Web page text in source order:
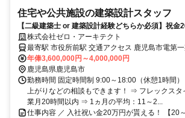
住宅や公共施設の建築設計スタッフ
【二級建築士 or 建築設計経験どちらか必須】祝金
の試験対策あり！
株式会社ゼロ・アーキテクト
最寄駅 市役所前駅 交通アクセス 鹿児島市電第一期線「市役所前駅」
より徒歩4分 ※駅近5分以内 ※車通勤OK（駐車場あり） 【希望制の
出張あり】※強制ではありません ・頻度：月に1度あるかないか ・期
間：日帰り or 1泊 ・場所：福岡、沖縄 ・費用：宿泊費＆交通費無
料、出張手当1万支給
年俸3,600,000円～4,000,000円
鹿児島県鹿児島市
勤務時間 固定時間制 9:00～18:00（休憩1時間
上がりなどの相談もできます！ ⇒ フレックス
業月20時間以内 ⇒ 1ヵ月の平均：11～2...
仕事内容 ／ 入社祝い金20万円が貰える！ 【20